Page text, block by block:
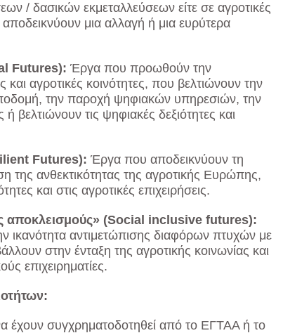
/ δασικών εκμεταλλεύσεων είτε σε αγροτικές
αποδεικνύουν μια αλλαγή ή μια ευρύτερα
Futures): Έργα που προωθούν την
και αγροτικές κοινότητες, που βελτιώνουν την
την παροχή ψηφιακών υπηρεσιών, την
ή βελτιώνουν τις ψηφιακές δεξιότητες και
Futures): Έργα που αποδεικνύουν τη
της ανθεκτικότητας της αγροτικής Ευρώπης,
και στις αγροτικές επιχειρήσεις.
αποκλεισμούς» (Social inclusive futures):
ικανότητα αντιμετώπισης διαφόρων πτυχών με
στην ένταξη της αγροτικής κοινωνίας και
επιχειρηματίες.
έχουν συγχρηματοδοτηθεί από το ΕΓΤΑΑ ή το